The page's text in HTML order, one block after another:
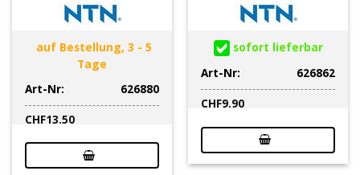
auf Bestellung, 3 - 5
Tage
Art-Nr:
626880
CHF13.50
sofort lieferbar
Art-Nr:
626862
CHF9.90